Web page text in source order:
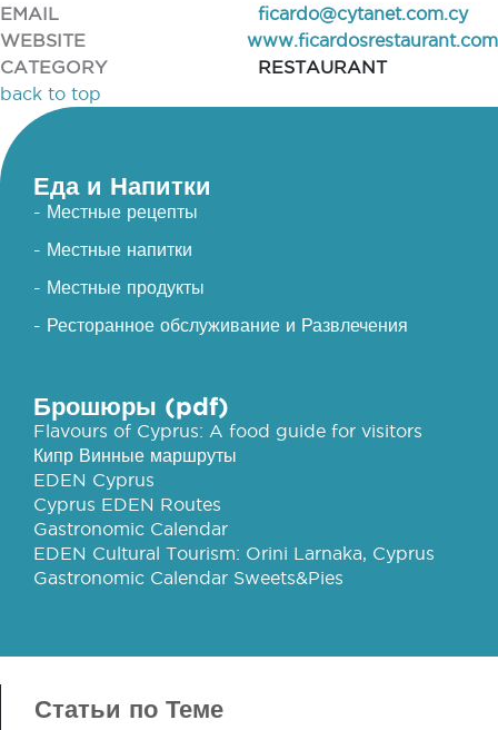
EMAIL
ficardo@cytanet.com.cy
WEBSITE
www.ficardosrestaurant.com
CATEGORY
RESTAURANT
back to top
Еда и Напитки
- Местные рецепты
- Местные напитки
- Местные продукты
- Ресторанное обслуживание и Развлечения
Брошюры (pdf)
Flavours of Cyprus: A food guide for visitors
Кипр Винные маршруты
EDEN Cyprus
Cyprus EDEN Routes
Gastronomic Calendar
EDEN Cultural Tourism: Orini Larnaka, Cyprus
Gastronomic Calendar Sweets&Pies
Статьи по Теме